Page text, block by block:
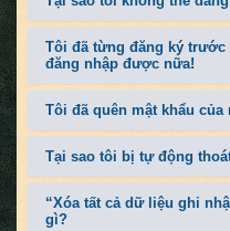
Tôi đã từng đăng ký
đăng nhập được nữa!
Tôi đã quên mật khẩu của
Tại sao tôi bị tự động
“Xóa tất cả dữ liệu ghi
gì?